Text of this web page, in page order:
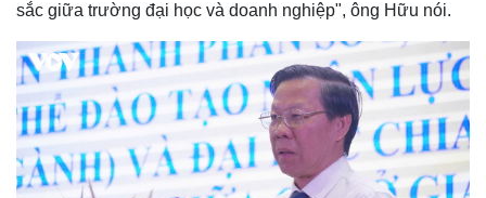
sắc giữa trường đại học và doanh nghiệp", ông Hữu nói.